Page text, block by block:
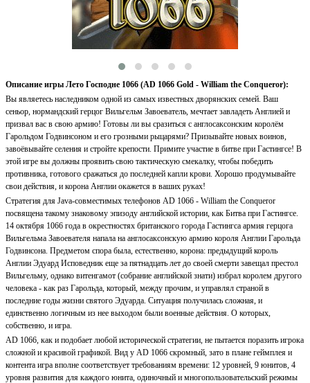
Описание игры Лето Господне 1066 (AD 1066 Gold - William the Conqueror):
Вы являетесь наследником одной из самых известных дворянских семей. Ваш
сеньор, нормандский герцог Вильгельм Завоеватель, мечтает завладеть Англией и
призвал вас в свою армию! Готовы ли вы сразиться с англосаксонским королём
Гарольдом Годвинсоном и его грозными рыцарями? Призывайте новых воинов,
завоёвывайте селения и стройте крепости. Примите участие в битве при Гастингсе! В
этой игре вы должны проявить свою тактическую смекалку, чтобы победить
противника, готового сражаться до последней капли крови. Хорошо продумывайте
свои действия, и корона Англии окажется в ваших руках!
Стратегия для Java-совместимых телефонов AD 1066 - William the Conqueror
посвящена такому знаковому эпизоду английской истории, как Битва при Гастингсе.
14 октября 1066 года в окрестностях британского города Гастингса армия герцога
Вильгельма Завоевателя напала на англосаксонскую армию короля Англии Гарольда
Годвинсона. Предметом спора была, естественно, корона: предыдущий король
Англии Эдуард Исповедник еще за пятнадцать лет до своей смерти завещал престол
Вильгельму, однако витенгамот (собрание английской знати) избрал королем другого
человека - как раз Гарольда, который, между прочим, и управлял страной в
последние годы жизни святого Эдуарда. Ситуация получилась сложная, и
единственно логичным из нее выходом были военные действия. О которых,
собственно, и игра.
AD 1066, как и подобает любой исторической стратегии, не пытается поразить игрока
сложной и красивой графикой. Вид у AD 1066 скромный, зато в плане геймплея и
контента игра вполне соответствует требованиям времени: 12 уровней, 9 юнитов, 4
уровня развития для каждого юнита, одиночный и многопользовательский режимы